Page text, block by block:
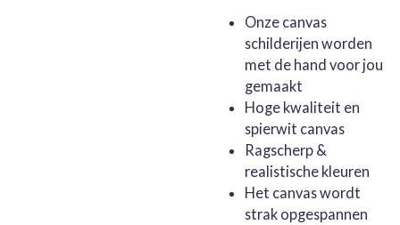
Onze canvas
schilderijen worden
met de hand voor jou
gemaakt
Hoge kwaliteit en
spierwit canvas
Ragscherp &
realistische kleuren
Het canvas wordt
strak opgespannen